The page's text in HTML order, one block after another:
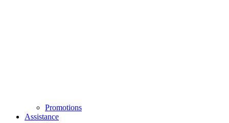
Promotions
Assistance